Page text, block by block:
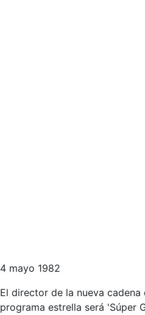
4 mayo 1982
El director de la nueva cadena
programa estrella será 'Súper